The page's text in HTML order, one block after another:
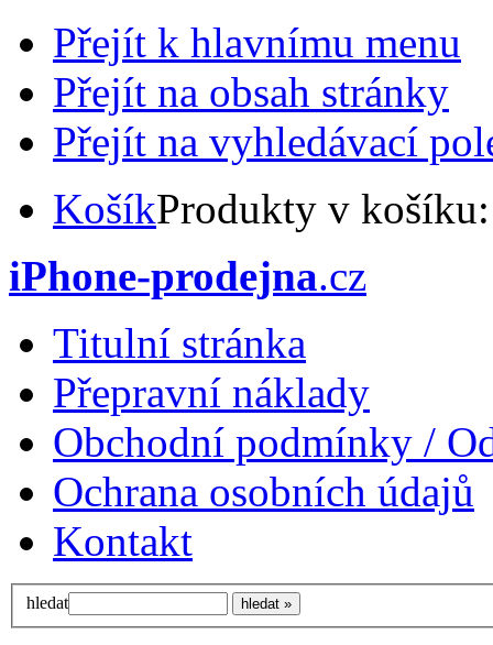
Přejít k hlavnímu menu
Přejít na obsah stránky
Přejít na vyhledávací
KošíkProdukty v
iPhone-prodejna.cz
Titulní stránka
Přepravní náklady
Obchodní podmínky /
Ochrana osobních údajů
Kontakt
hledat